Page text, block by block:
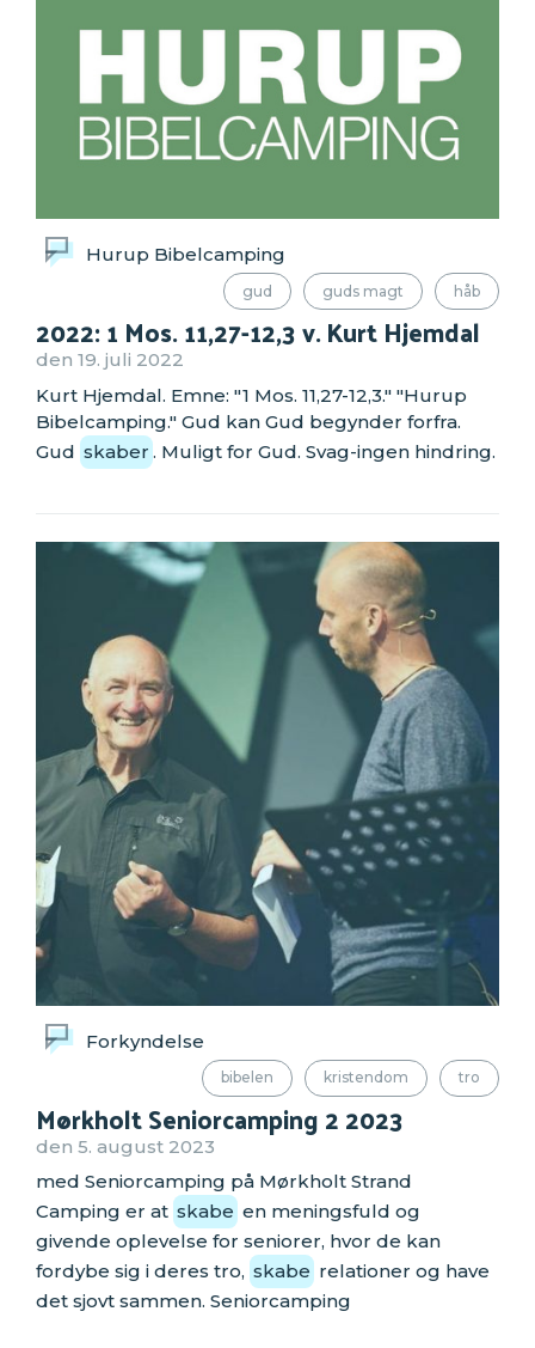
Hurup Bibelcamping
gud guds magt håb
2022: 1 Mos. 11,27-12,3 v. Kurt Hjemdal
den 19. juli 2022
Kurt Hjemdal. Emne: "1 Mos. 11,27-12,3." "Hurup
Bibelcamping." Gud kan Gud begynder forfra.
Gud skaber . Muligt for Gud. Svag-ingen hindring.
Forkyndelse
bibelen kristendom tro
Mørkholt Seniorcamping 2 2023
den 5. august 2023
med Seniorcamping på Mørkholt Strand
Camping er at skabe en meningsfuld og
givende oplevelse for seniorer, hvor de kan
fordybe sig i deres tro, skabe relationer og have
det sjovt sammen. Seniorcamping